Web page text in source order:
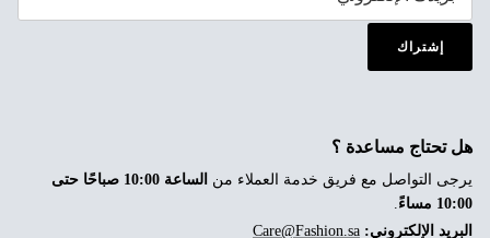
إشتراك
هل تحتاج مساعدة ؟
يرجى التواصل مع فريق خدمة العملاء من
الساعة 10:00 صباحًا حتى
10:00 مساءً
.
البريد الإلكتروني: Care@Fashion.sa